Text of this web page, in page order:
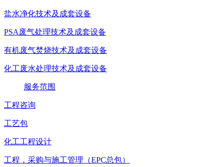
盐水净化技术及成套设备
PSA废气处理技术及成套设备
有机废气焚烧技术及成套设备
化工废水处理技术及成套设备
服务范围
工程咨询
工艺包
化工工程设计
工程，采购与施工管理（EPC总包）